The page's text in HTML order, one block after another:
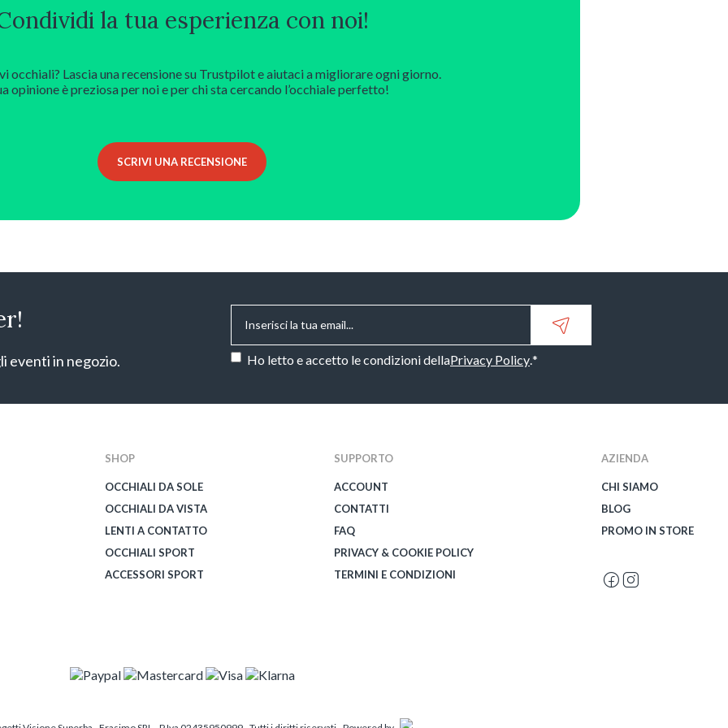
la tua esperienza con noi!
occhiali? Lascia una recensione su Trustpilot e aiutaci a migliorare ogni giorno.
opinione è preziosa per noi e per chi sta cercando l’occhiale perfetto!
SCRIVI UNA RECENSIONE
eventi in negozio.
Email*
Consenso*
Ho letto e accetto le condizioni dellaPrivacy Policy.*
SHOP
OCCHIALI DA SOLE
OCCHIALI DA VISTA
LENTI A CONTATTO
OCCHIALI SPORT
ACCESSORI SPORT
SUPPORTO
ACCOUNT
CONTATTI
FAQ
PRIVACY & COOKIE POLICY
TERMINI E CONDIZIONI
AZIENDA
CHI SIAMO
BLOG
PROMO IN STORE